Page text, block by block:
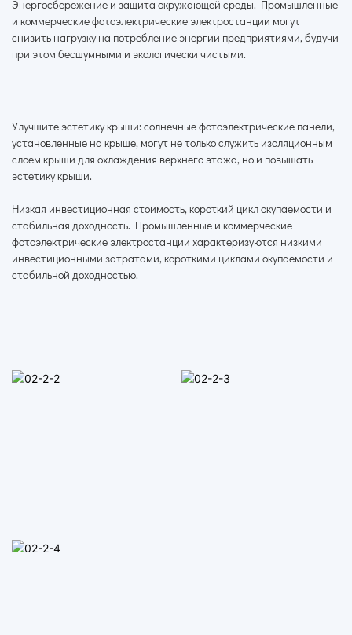
Энергосбережение и защита окружающей среды. Промышленные
и коммерческие фотоэлектрические электростанции могут
снизить нагрузку на потребление энергии предприятиями, будучи
при этом бесшумными и экологически чистыми.
Улучшите эстетику крыши: солнечные фотоэлектрические панели,
установленные на крыше, могут не только служить изоляционным
слоем крыши для охлаждения верхнего этажа, но и повышать
эстетику крыши.
Низкая инвестиционная стоимость, короткий цикл окупаемости и
стабильная доходность. Промышленные и коммерческие
фотоэлектрические электростанции характеризуются низкими
инвестиционными затратами, короткими циклами окупаемости и
стабильной доходностью.